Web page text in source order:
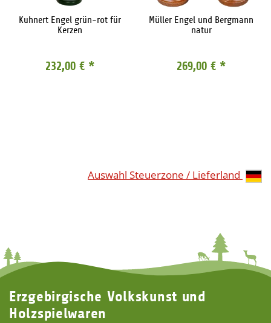
Kuhnert Engel grün-rot für
Kerzen
232,00 € *
Müller Engel und Bergmann
natur
269,00 € *
Auswahl Steuerzone / Lieferland
Erzgebirgische Volkskunst und
Holzspielwaren